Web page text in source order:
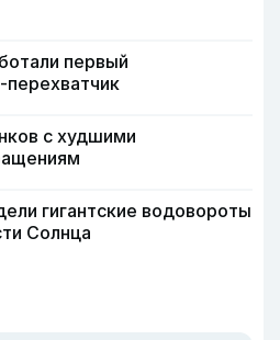
первый
с худшими
гигантские водовороты
Солнца